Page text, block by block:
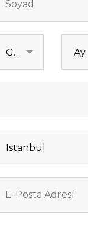
Gün Ay
Istanbul